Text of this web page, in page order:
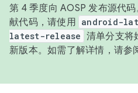
第 4 季度向 AOSP 发布源代
献代码，请使用 android-
latest-release 清单分支将
新版本。如需了解详情，请参